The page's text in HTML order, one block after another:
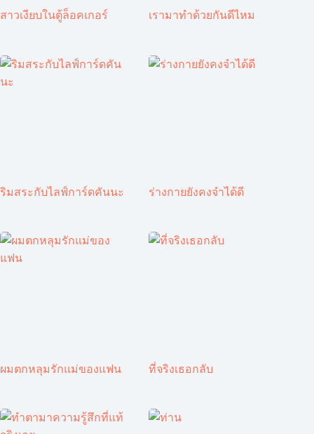
สาวเงียบในตู้ล็อคเกอร์ เรามาทำด้วยกันดีไหม
ริมสระกับไลฟ์การ์ดคันนะ ร่างกายยังคงจำได้ดี
ผมตกหลุมรักแม่ของแฟน ที่จริงเธอกลับ